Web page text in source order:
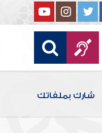
شارك بملفاتك